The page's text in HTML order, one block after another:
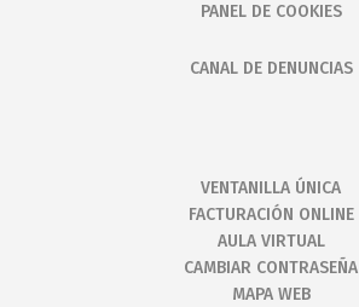
PANEL DE COOKIES
CANAL DE DENUNCIAS
VENTANILLA ÚNICA
FACTURACIÓN ONLINE
AULA VIRTUAL
CAMBIAR CONTRASEÑA
MAPA WEB